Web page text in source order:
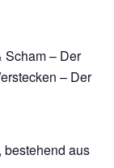
Scham – Der
– Der
bestehend aus